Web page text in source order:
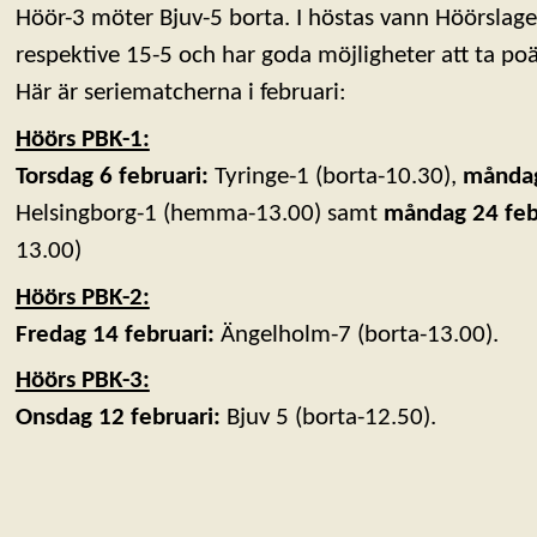
Höör-3 möter Bjuv-5 borta. I höstas vann
respektive 15-5 och har goda möjligheter att ta
Här är seriematcherna i februari:
Höörs PBK-1:
Torsdag 6 februari: Tyringe-1 (borta-10.30),
Helsingborg-1 (hemma-13.00) samt måndag 24
13.00)
Höörs PBK-2:
Fredag 14 februari: Ängelholm-7 (borta-13.00).
Höörs PBK-3:
Onsdag 12 februari: Bjuv 5 (borta-12.50).